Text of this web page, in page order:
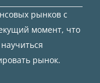
рынков с
момент, что
рынок.